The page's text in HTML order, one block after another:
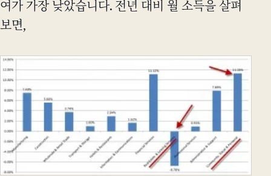
여가 가장 낮았습니다. 전년 대비 월 소득을 살펴
보면,